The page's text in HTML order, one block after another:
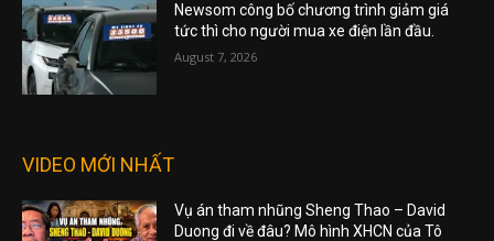
Newsom công bố chương trình giảm giá
tức thì cho người mua xe điện lần đầu.
August 7, 2026
VIDEO MỚI NHẤT
Vụ án tham nhũng Sheng Thao – David
Duong đi về đâu? Mô hình XHCN của Tô